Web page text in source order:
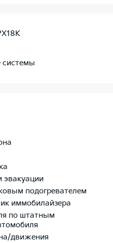
эвакуации
подогревателем
иммобилайзера
по штатным
движения